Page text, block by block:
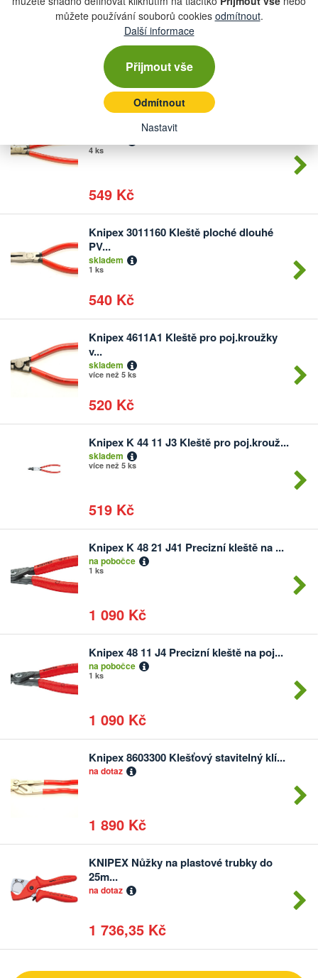
můžete používání souborů cookies odmítnout.
Další informace
Přijmout vše
Odmítnout
Nastavit
Knipex 4611A3 Kleště pro poj.kroužky
skladem
více než 5 ks
559 Kč
Počet
kusů
Knipex K 44 21 J31 Kleště pro poj.krou...
4 ks
549 Kč
Počet
kusů
Knipex 3011160 Kleště ploché dlouhé
PV...
skladem
1 ks
540 Kč
Počet
Knipex 4611A1 Kleště pro poj.kroužky
v...
skladem
více než 5 ks
520 Kč
Počet
Knipex K 44 11 J3 Kleště pro poj.krouž...
skladem
více než 5 ks
519 Kč
Počet
kusů
Knipex K 48 21 J41 Precizní kleště na ...
na pobočce
1 ks
1 090 Kč
Počet
kusů
Knipex 48 11 J4 Precizní kleště na poj...
na pobočce
1 ks
1 090 Kč
Počet
kusů
Knipex 8603300 Klešťový stavitelný klí...
na dotaz
1 890 Kč
Počet
kusů
KNIPEX Nůžky na plastové trubky do
25m...
na dotaz
1 736,35 Kč
Počet